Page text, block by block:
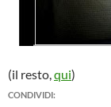
(il resto,qui)
CONDIVIDI: